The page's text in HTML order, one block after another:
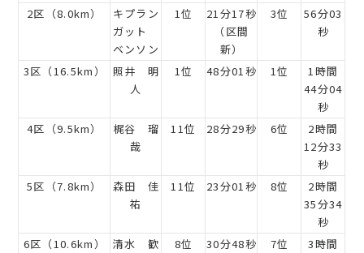
2区（8.0km）
キプラン
ガット
ベンソン
1位
21分17秒
（区間
新）
3位
56分03
秒
3区（16.5km）
照井 明
人
1位 48分01秒 1位
1時間
44分04
秒
4区（9.5km）
梶谷 瑠
哉
11位 28分29秒 6位
2時間
12分33
秒
5区（7.8km）
森田 佳
祐
11位 23分01秒 8位
2時間
35分34
秒
6区（10.6km）
清水 歓
8位 30分48秒 7位
3時間